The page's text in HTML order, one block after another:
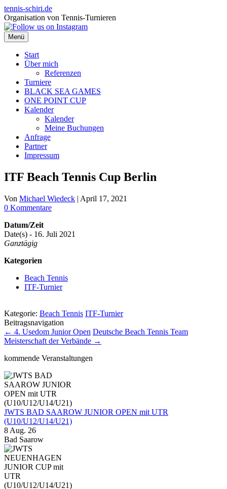
Zum
Inhalt
springen
tennis-schiri.de
Organisation von Tennis-Turnieren
Menü
Start
Über mich
Referenzen
Turniere
BLACK SEA GAMES
ONE POINT CUP
Kalender
Kalender
Meine Buchungen
Anfrage
Partner
Impressum
ITF Beach Tennis Cup Berlin
Von Michael Wiedeck | April 17, 2021
0 Kommentare
Datum/Zeit
Date(s) - 16. Juli 2021
Ganztägig
Kategorien
Beach Tennis
ITF-Turnier
Kategorie: Beach Tennis ITF-Turnier
Beitragsnavigation
← 4. Usedom Junior Open Deutsche Beach Tennis Team
Meisterschaft der Verbände →
kommende Veranstaltungen
JWTS BAD SAAROW JUNIOR OPEN mit UTR
(U10/U12/U14/U21)
8 Aug. 26
Bad Saarow